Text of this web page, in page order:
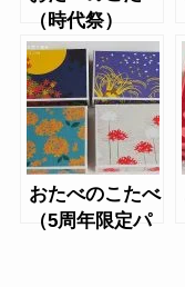
（時代祭）
おたべのこたべ
（5周年限定パ